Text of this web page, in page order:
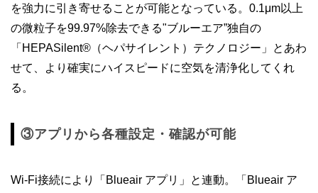
を強力に引き寄せることが可能となっている。0.1μm以上
の微粒子を99.97%除去できる"ブルーエア”独自の
「HEPASilent®（ヘパサイレント）テクノロジー」とあわ
せて、より確実にハイスピードに空気を清浄化してくれ
る。
③アプリから各種設定・確認が可能
Wi-Fi接続により「Blueair アプリ」と連動。「Blueair ア